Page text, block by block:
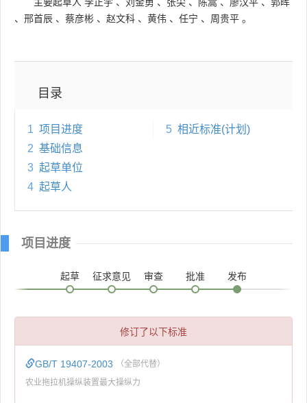
、 邢首辰 、 蔡彦彬 、 赵文科 、 黄伟 、 任宁 、 周贵平 。
目录
1 项目进度
2 基础信息
3 起草单位
4 起草人
5 相近标准(计划)
项目进度
起草 征求意见 审查 批准 发布
修订了以下标准
GB/T 19407-2003 （全部代替）
农业拖拉机操纵装置最大操纵力